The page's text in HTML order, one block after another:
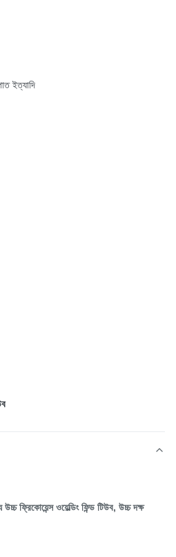
ইত্যাদি
উচ্চ ফ্রিকোয়েন্স ওয়েল্ডিং ফিন্ড টিউব, উচ্চ দক্ষ